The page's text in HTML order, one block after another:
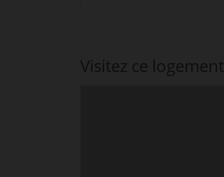
Visitez ce logement